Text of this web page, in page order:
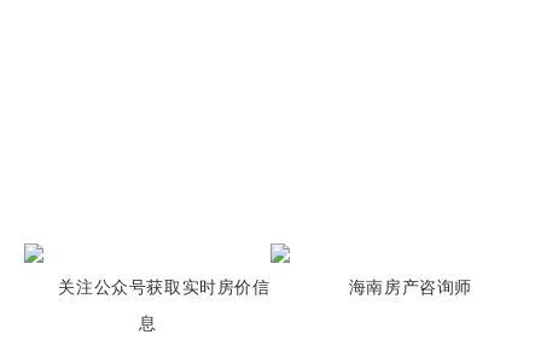
关注公众号获取实时房价信
息
海南房产咨询师